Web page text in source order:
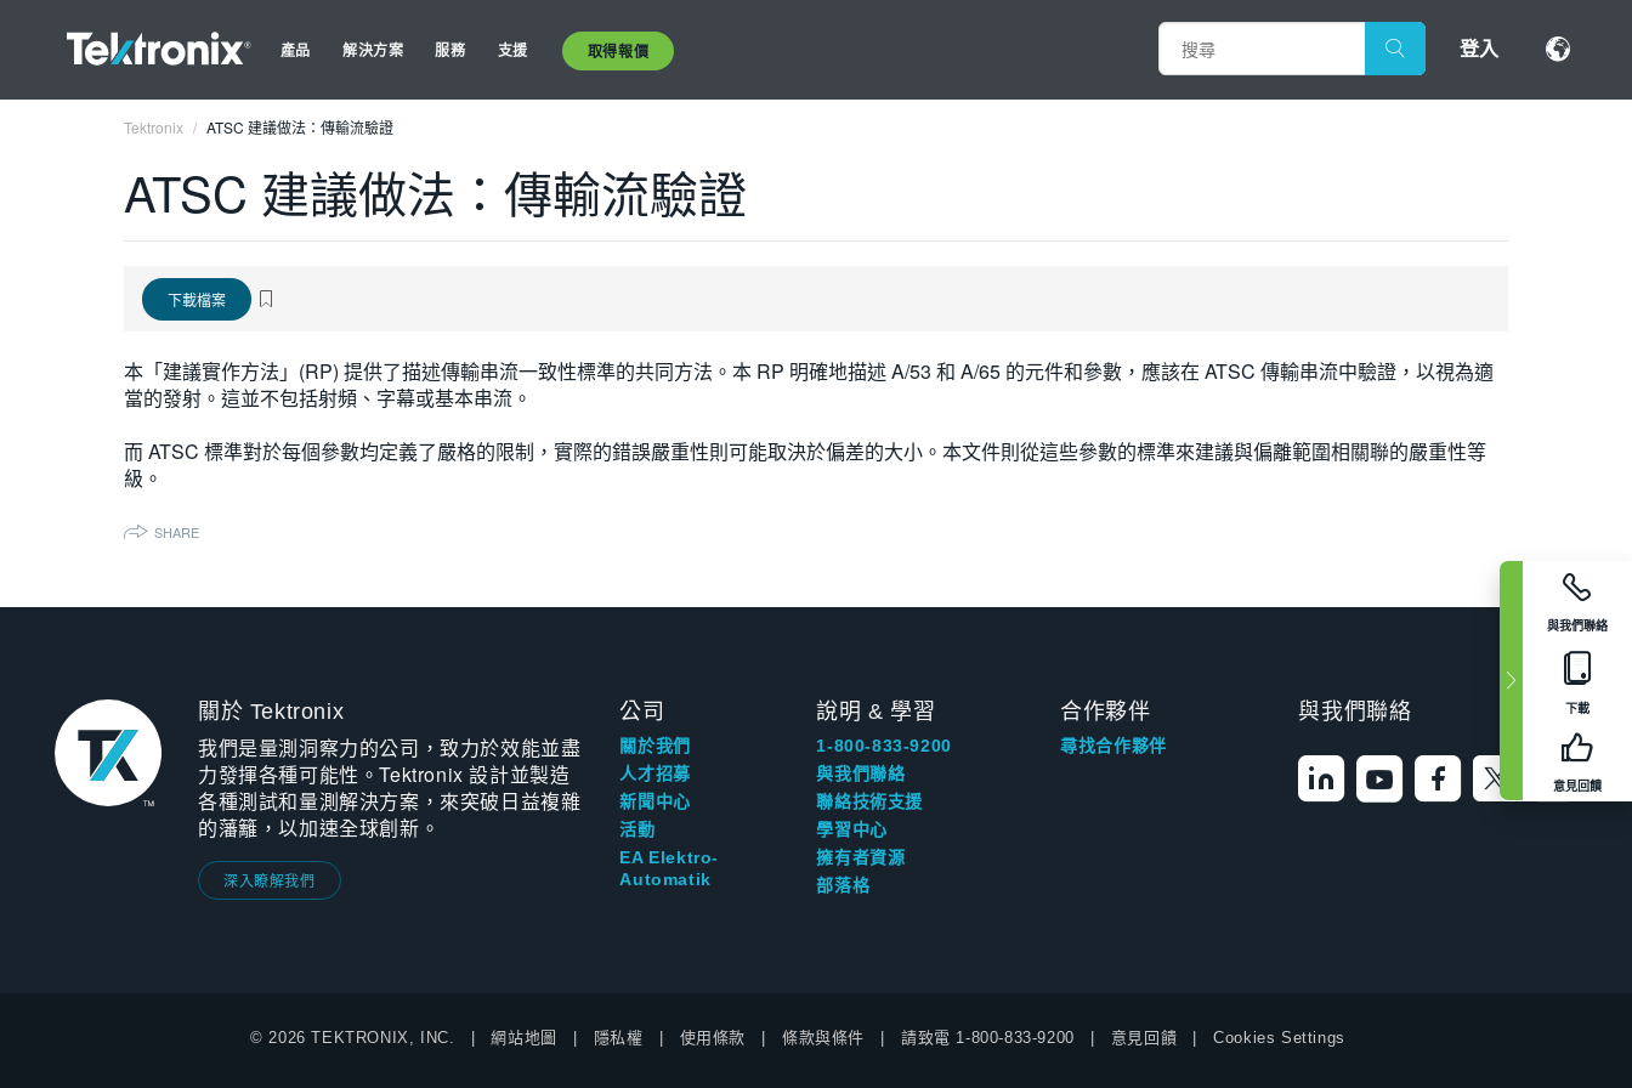
產品 解決方案 服務 支援 取得報價 登入
與我們聯絡
下載
意見回饋
Tektronix ATSC 建議做法：傳輸流驗證
ATSC 建議做法：傳輸流驗證
下載檔案
本「建議實作方法」(RP) 提供了描述傳輸串流一致性標準的共同方法。本 RP 明確地描述 A/53 和 A/65 的元件和參數，應該在 ATSC 傳輸串流中驗證，以視為適
當的發射。這並不包括射頻、字幕或基本串流。
而 ATSC 標準對於每個參數均定義了嚴格的限制，實際的錯誤嚴重性則可能取決於偏差的大小。本文件則從這些參數的標準來建議與偏離範圍相關聯的嚴重性等
級。
SHARE
關於 Tektronix
我們是量測洞察力的公司，致力於效能並盡
力發揮各種可能性。Tektronix 設計並製造
各種測試和量測解決方案，來突破日益複雜
的藩籬，以加速全球創新。
深入瞭解我們
公司
關於我們
人才招募
新聞中心
活動
EA Elektro-
Automatik
說明 & 學習
1-800-833-9200
與我們聯絡
聯絡技術支援
學習中心
擁有者資源
部落格
合作夥伴
尋找合作夥伴
與我們聯絡
© 2026 TEKTRONIX, INC. 網站地圖 隱私權 使用條款 條款與條件 請致電 1-800-833-9200 意見回饋 Cookies Settings